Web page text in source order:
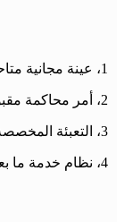
1، عينة مجانية متاحة
2، أمر محاكمة مقبول
3، التعبئة المخصصة مقبولة
4، نظام خدمة ما بعد البيع ممتاز